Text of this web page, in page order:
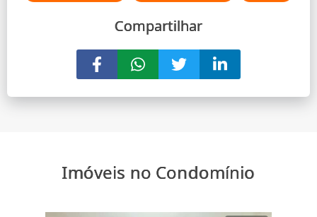
Compartilhar
Imóveis no Condomínio